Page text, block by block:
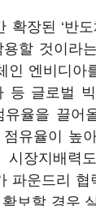
확장된 ‘반
할 것이라
인 엔비디아
등 글로벌
유율을 끌어
유율이 높
시장지배력
파운드리
보할 경우